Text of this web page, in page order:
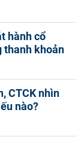
hành cổ
thanh khoản
CTCK nhìn
nào?